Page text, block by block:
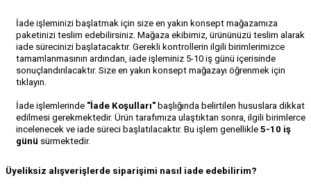
İade işleminizi başlatmak için size en yakın konsept mağazamıza
paketinizi teslim edebilirsiniz. Mağaza ekibimiz, ürününüzü teslim alarak
iade sürecinizi başlatacaktır. Gerekli kontrollerin ilgili birimlerimizce
tamamlanmasının ardından, iade işleminiz 5-10 iş günü içerisinde
sonuçlandırılacaktır. Size en yakın konsept mağazayı öğrenmek için
tıklayın.
İade işlemlerinde "İade Koşulları" başlığında belirtilen hususlara dikkat
edilmesi gerekmektedir. Ürün tarafımıza ulaştıktan sonra, ilgili birimlerce
incelenecek ve iade süreci başlatılacaktır. Bu işlem genellikle 5-10 iş
günü sürmektedir.
Üyeliksiz alışverişlerde siparişimi nasıl iade edebilirim?